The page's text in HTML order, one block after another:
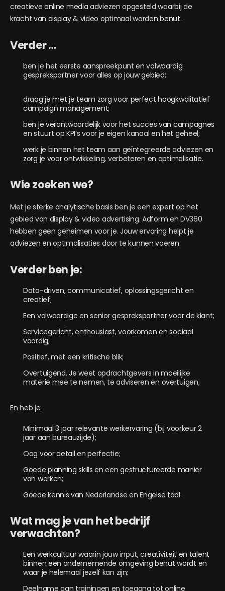
creatieve online media adviezen opgesteld waarbij de
kracht van display & video optimaal worden benut.
Verder …
ben je het eerste aanspreekpunt en volwaardig
gesprekspartner voor alles op jouw gebied;
draag je met je team zorg voor perfect hoogkwalitatief
campaign management;
ben je verantwoordelijk voor het succes van campagnes
en stuurt op KPI’s voor je eigen kanaal en het geheel;
werk je binnen het team aan geïntegreerde adviezen en
zorg je voor ontwikkeling, verbeteren en optimalisatie.
Wie zoeken we?
Met je sterke analytische basis ben je een expert op het
gebied van display & video advertising. Adform en DV360
hebben geen geheimen voor je. Jouw ervaring helpt je
adviezen en optimalisaties door te kunnen voeren.
Verder ben je:
Data-driven, communicatief, oplossingsgericht en
creatief;
Een volwaardige en senior gesprekspartner voor de klant;
Servicegericht, enthousiast, voorkomen en sociaal
vaardig;
Positief, met een kritische blik;
Overtuigend. Je weet opdrachtgevers in moeilijke
materie mee te nemen, te adviseren en overtuigen;
En heb je:
Minimaal 3 jaar relevante werkervaring (bij voorkeur 2
jaar aan bureauzijde);
Oog voor detail en perfectie;
Goede planning skills en een gestructureerde manier
van werken;
Goede kennis van Nederlandse en Engelse taal.
Wat mag je van het bedrijf
verwachten?
Een werkcultuur waarin jouw input, creativiteit en talent
binnen een ondernemende omgeving benut wordt en
waar je helemaal jezelf kan zijn;
Deelname aan trainingen en toegang tot online